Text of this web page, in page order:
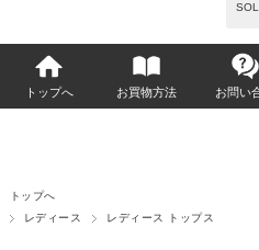
トップへ お買物方法 お問い
トップへ
レディース
レディース トップス